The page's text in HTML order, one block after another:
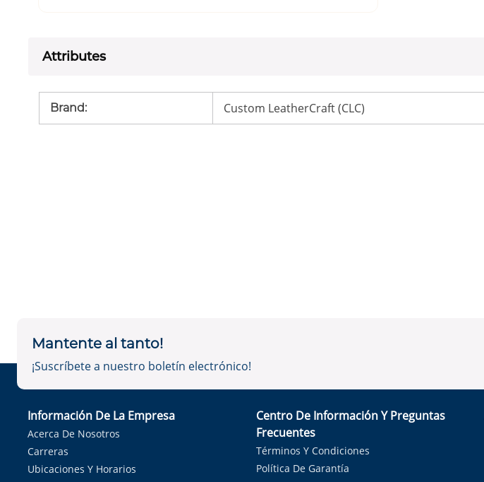
Attributes
Brand: Custom LeatherCraft (CLC)
Mantente al tanto!
¡Suscríbete a nuestro boletín electrónico!
Información De La Empresa
Acerca De Nosotros
Carreras
Ubicaciones Y Horarios
Centro De Información Y Preguntas
Frecuentes
Términos Y Condiciones
Política De Garantía